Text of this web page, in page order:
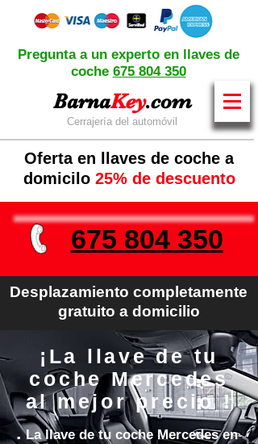
BarnaKey.com
Cerrajería del automóvil
Oferta en llaves de coche a
domicilo 25% de descuento
675 804 350
Desplazamiento completamente
gratuito a domicilio
Pregunta a un experto en llaves de
coche 675 804 350
¡La llave de tu
coche Mercedes
al mejor precio !
.La llave de tu coche Mercedes en